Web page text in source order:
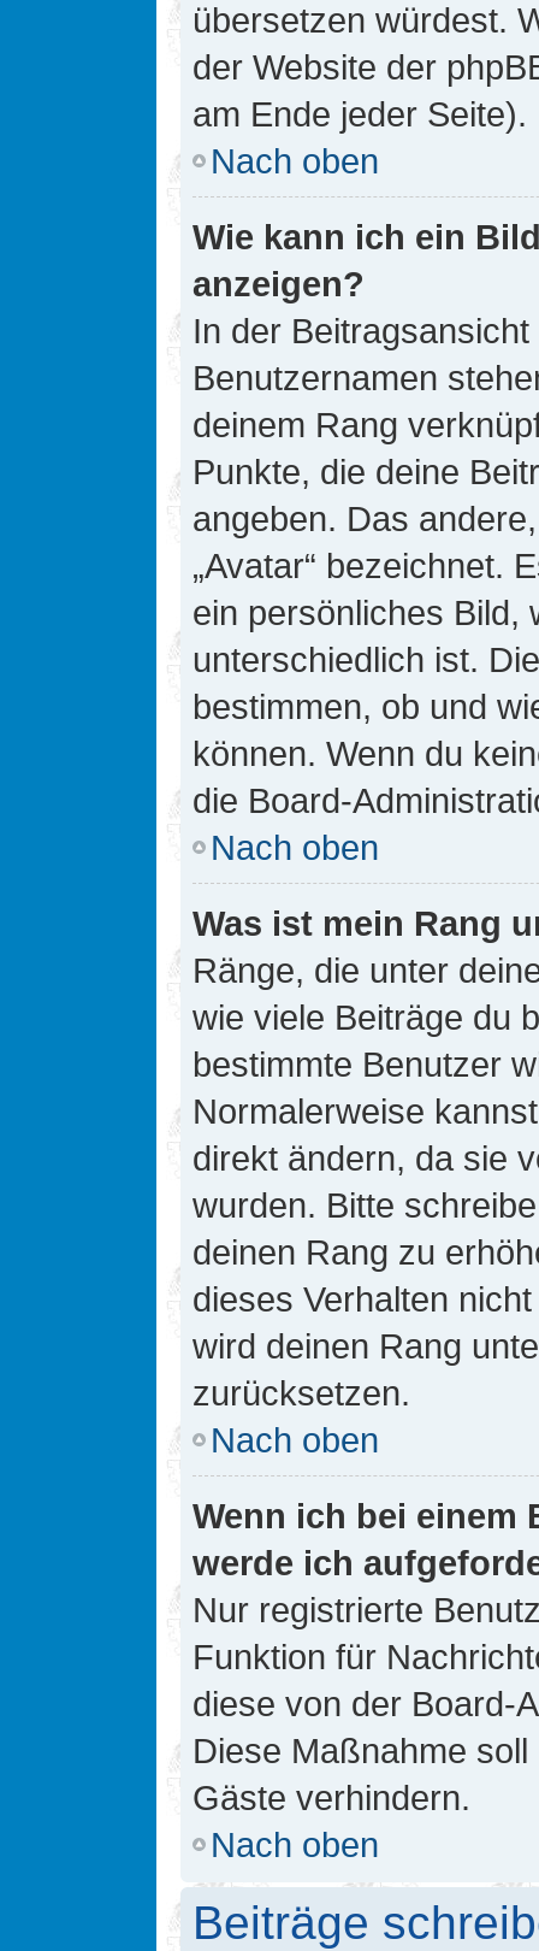
übersetzen würdest.
der Website der
am Ende jeder Seite).
Nach oben
Wie kann ich ein
anzeigen?
In der
Benutzernamen
deinem Rang
Punkte, die deine
angeben. Das
„Avatar“ bezeichnet.
ein persönliches Bild,
unterschiedlich ist.
bestimmen, ob und
können. Wenn du
die Board-
Nach oben
Was ist mein Rang
Ränge, die unter
wie viele Beiträge du
bestimmte Benutzer
Normalerweise
direkt ändern, da sie
wurden. Bitte
deinen Rang zu
dieses Verhalten
wird deinen Rang
zurücksetzen.
Nach oben
Wenn ich bei einem
werde ich
Nur registrierte
Funktion für
diese von der Board-
Diese Maßnahme
Gäste verhindern.
Nach oben
Beiträge